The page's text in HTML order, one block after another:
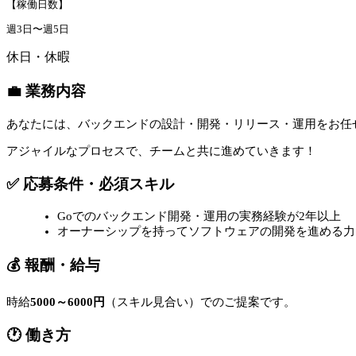
【稼働日数】
週3日〜週5日
休日・休暇
💼 業務内容
あなたには、バックエンドの設計・開発・リリース・運用をお任
アジャイルなプロセスで、チームと共に進めていきます！
✅ 応募条件・必須スキル
Goでのバックエンド開発・運用の実務経験が2年以上
オーナーシップを持ってソフトウェアの開発を進める力
💰 報酬・給与
時給5000～6000円 （スキル見合い）でのご提案です。
🕐 働き方